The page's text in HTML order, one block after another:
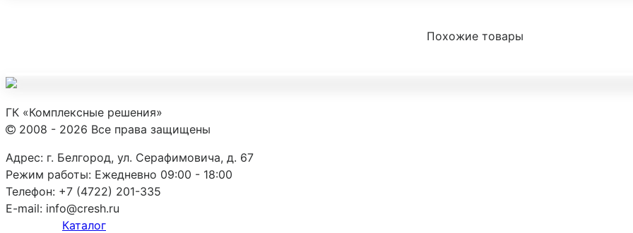
Похожие товары
ГК «Комплексные решения»
2008 - 2026 Все права защищены
Адрес: г. Белгород, ул. Серафимовича, д. 67
Режим работы: Ежедневно 09:00 - 18:00
Телефон: +7 (4722) 201-335
E-mail: info@cresh.ru
Каталог